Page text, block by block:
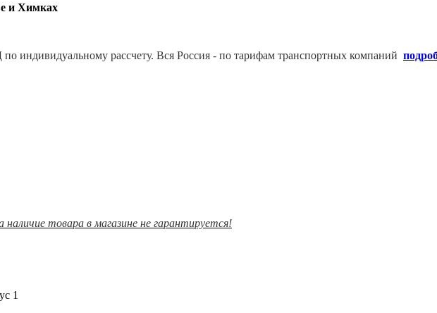
и Химках
индивидуальному рассчету. Вся Россия - по тарифам транспортных компаний
наличие товара в магазине не гарантируется!
1